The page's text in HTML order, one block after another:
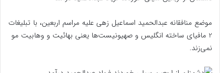
موضع منافقانه عبدالحمید اسماعیل زهی علیه مراسم اربعین، با تبلیغات
2 مافیای ساخته انگلیس و صهیونیست‌ها یعنی بهائیت و وهابیت مو
نمی‌زند.